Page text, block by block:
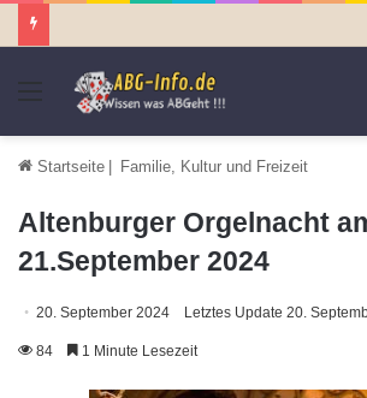
Menü
Startseite | Familie, Kultur und Freizeit
Altenburger Orgelnacht
21.September 2024
20. September 2024 Letztes Update 20.
84 1 Minute Lesezeit